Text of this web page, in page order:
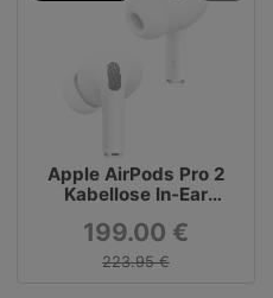
Apple AirPods Pro 2
Kabellose In‑Ear
199.00 €
223.95 €